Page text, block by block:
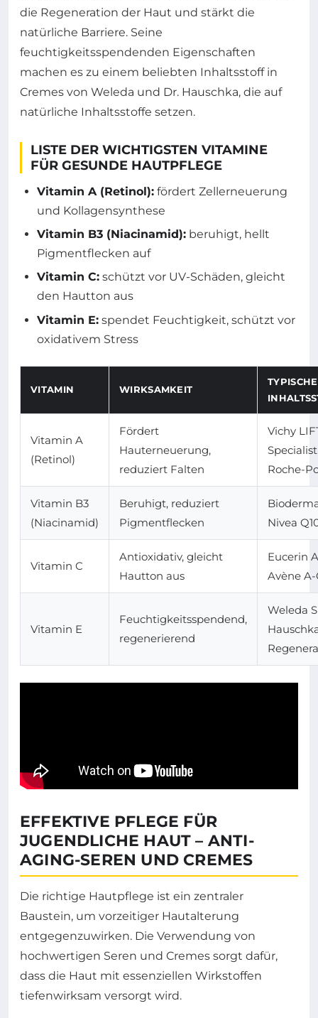
die Regeneration der Haut und stärkt die
natürliche Barriere. Seine
feuchtigkeitsspendenden Eigenschaften
machen es zu einem beliebten Inhaltsstoff in
Cremes von Weleda und Dr. Hauschka, die auf
natürliche Inhaltsstoffe setzen.
LISTE DER WICHTIGSTEN VITAMINE
FÜR GESUNDE HAUTPFLEGE
Vitamin A (Retinol): fördert Zellerneuerung
und Kollagensynthese
Vitamin B3 (Niacinamid): beruhigt, hellt
Pigmentflecken auf
Vitamin C: schützt vor UV-Schäden, gleicht
den Hautton aus
Vitamin E: spendet Feuchtigkeit, schützt vor
oxidativem Stress
VITAMIN WIRKSAMKEIT
TYPISCHE
Vitamin A
(Retinol)
Fördert
Hauterneuerung,
reduziert Falten
Vichy
Roche-
Vitamin B3
(Niacinamid)
Beruhigt, reduziert
Pigmentflecken
Nivea
Vitamin C
Antioxidativ, gleicht
Hautton aus
Eucerin
Avène
Vitamin E
Feuchtigkeitsspendend,
regenerierend
Weleda
EFFEKTIVE PFLEGE FÜR
JUGENDLICHE HAUT – ANTI-
AGING-SEREN UND CREMES
Die richtige Hautpflege ist ein zentraler
Baustein, um vorzeitiger Hautalterung
entgegenzuwirken. Die Verwendung von
hochwertigen Seren und Cremes sorgt dafür,
dass die Haut mit essenziellen Wirkstoffen
tiefenwirksam versorgt wird.